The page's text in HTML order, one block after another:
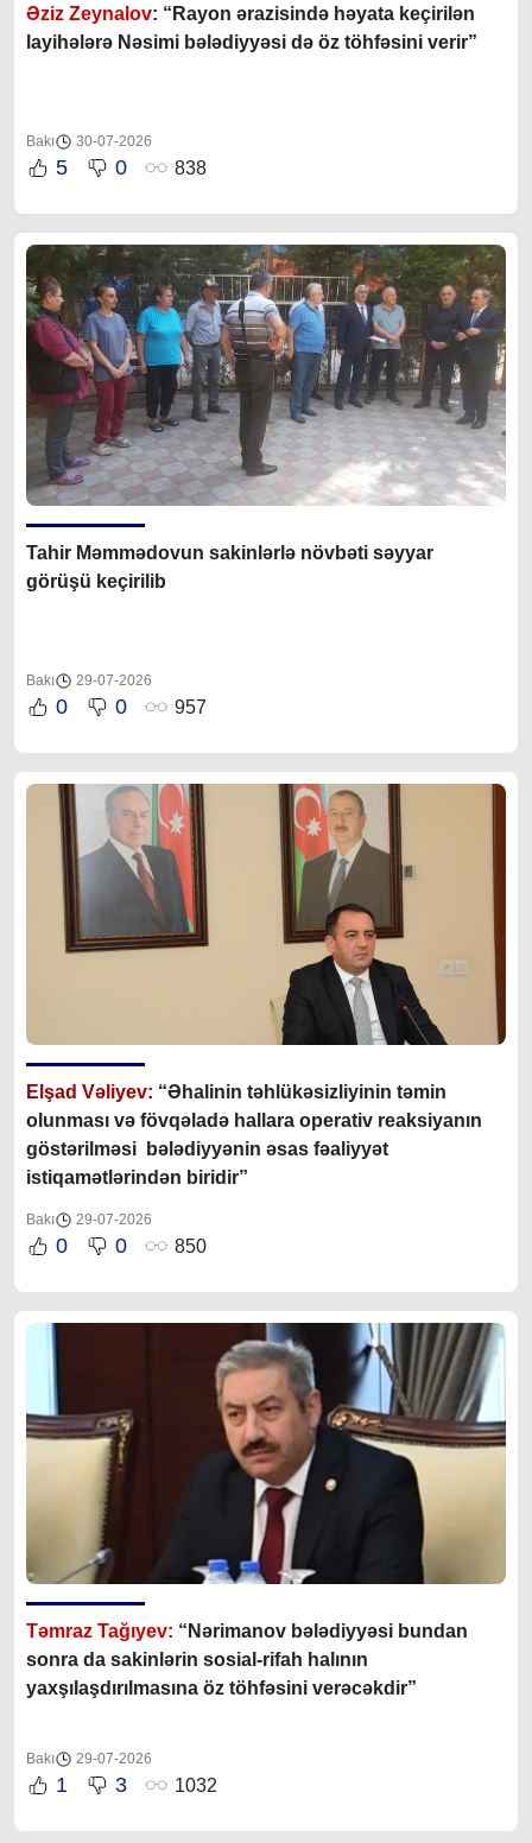
Əziz Zeynalov: “Rayon ərazisində həyata keçirilən
layihələrə Nəsimi bələdiyyəsi də öz töhfəsini verir”
Bakı 30-07-2026
5 0 838
Tahir Məmmədovun sakinlərlə növbəti səyyar
görüşü keçirilib
Bakı 29-07-2026
0 0 957
Elşad Vəliyev: “Əhalinin təhlükəsizliyinin təmin
olunması və fövqəladə hallara operativ reaksiyanın
göstərilməsi bələdiyyənin əsas fəaliyyət
istiqamətlərindən biridir”
Bakı 29-07-2026
0 0 850
Təmraz Tağıyev: “Nərimanov bələdiyyəsi bundan
sonra da sakinlərin sosial-rifah halının
yaxşılaşdırılmasına öz töhfəsini verəcəkdir”
Bakı 29-07-2026
1 3 1032